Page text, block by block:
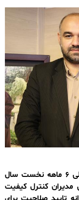
مدیرکل استاندارد گلستان اظهار داشت: طی ۶ ماهه نخست سال
مدیران کنترل کیفیت